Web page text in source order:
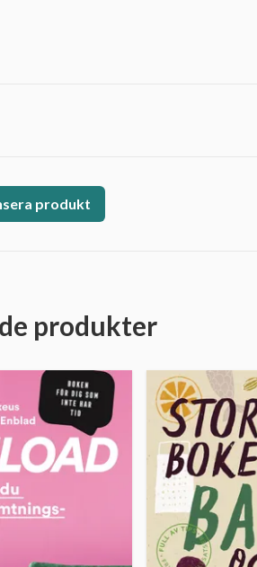
produkt
produkter